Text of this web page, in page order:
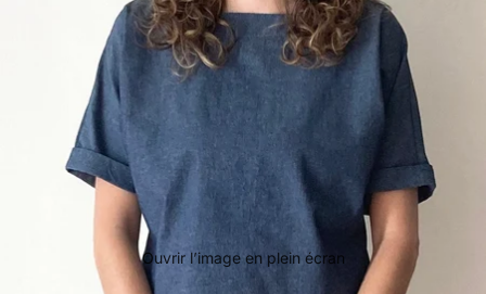
Ouvrir l’image en plein écran